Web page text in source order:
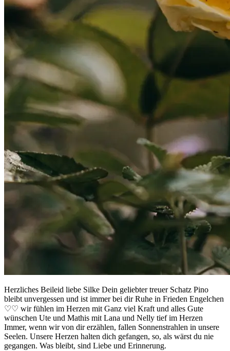
Herzliches Beileid liebe Silke Dein geliebter treuer Schatz Pino
bleibt unvergessen und ist immer bei dir Ruhe in Frieden Engelchen
♡♡ wir fühlen im Herzen mit Ganz viel Kraft und alles Gute
wünschen Ute und Mathis mit Lana und Nelly tief im Herzen
Immer, wenn wir von dir erzählen, fallen Sonnenstrahlen in unsere
Seelen. Unsere Herzen halten dich gefangen, so, als wärst du nie
gegangen. Was bleibt, sind Liebe und Erinnerung.